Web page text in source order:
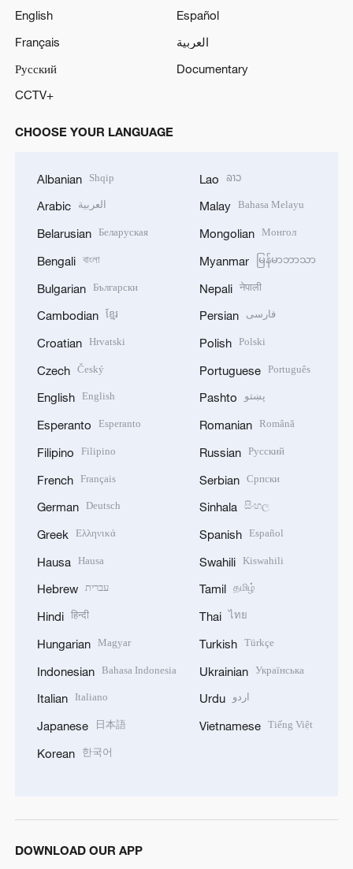
English
Español
Français
العربية
Русский
Documentary
CCTV+
CHOOSE YOUR LANGUAGE
Albanian Shqip
Arabic العربية
Belarusian Беларуская
Bengali বাংলা
Bulgarian Български
Cambodian ខ្មែរ
Croatian Hrvatski
Czech Český
English English
Esperanto Esperanto
Filipino Filipino
French Français
German Deutsch
Greek Ελληνικά
Hausa Hausa
Hebrew עברית
Hindi हिन्दी
Hungarian Magyar
Indonesian Bahasa Indonesia
Italian Italiano
Japanese 日本語
Korean 한국어
Lao ລາວ
Malay Bahasa Melayu
Mongolian Монгол
Myanmar မြန်မာဘာသာ
Nepali नेपाली
Persian فارسی
Polish Polski
Portuguese Português
Pashto پښتو
Romanian Română
Russian Русский
Serbian Српски
Sinhala සිංහල
Spanish Español
Swahili Kiswahili
Tamil தமிழ்
Thai ไทย
Turkish Türkçe
Ukrainian Українська
Urdu اردو
Vietnamese Tiếng Việt
DOWNLOAD OUR APP